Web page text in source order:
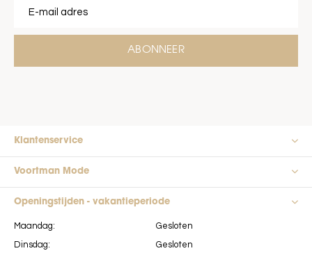
ABONNEER
Klantenservice
Voortman Mode
Openingstijden - vakantieperiode
Maandag:
Dinsdag:
Gesloten
Gesloten